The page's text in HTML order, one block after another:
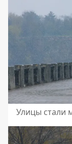
Улицы стали